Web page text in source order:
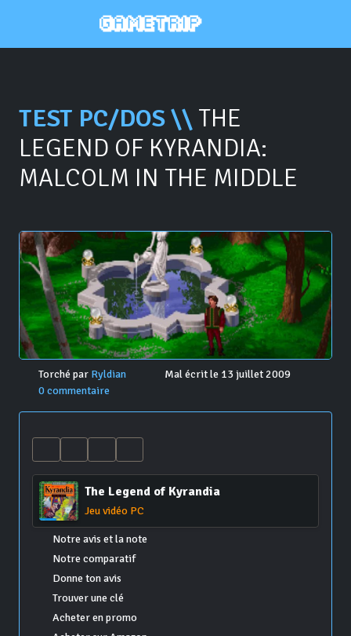
TEST PC/DOS \\ THE
LEGEND OF KYRANDIA:
MALCOLM IN THE MIDDLE
Torché par Ryldian
Mal écrit le 13 juillet 2009
0 commentaire
The Legend of Kyrandia
Jeu vidéo PC
Notre avis et la note
Notre comparatif
Donne ton avis
Trouver une clé
Acheter en promo